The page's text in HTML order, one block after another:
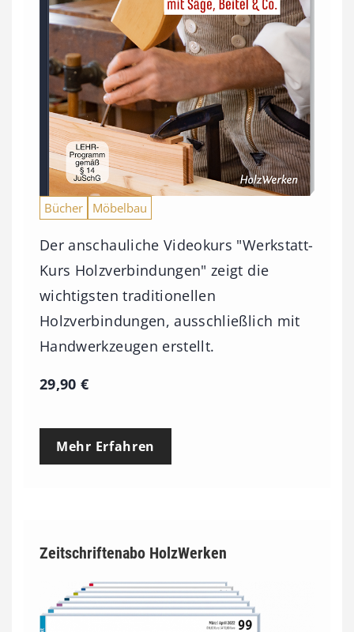
Bücher Möbelbau
Der anschauliche Videokurs "Werkstatt-
Kurs Holzverbindungen" zeigt die
wichtigsten traditionellen
Holzverbindungen, ausschließlich mit
Handwerkzeugen erstellt.
29,90€
Mehr Erfahren
Zeitschriftenabo HolzWerken